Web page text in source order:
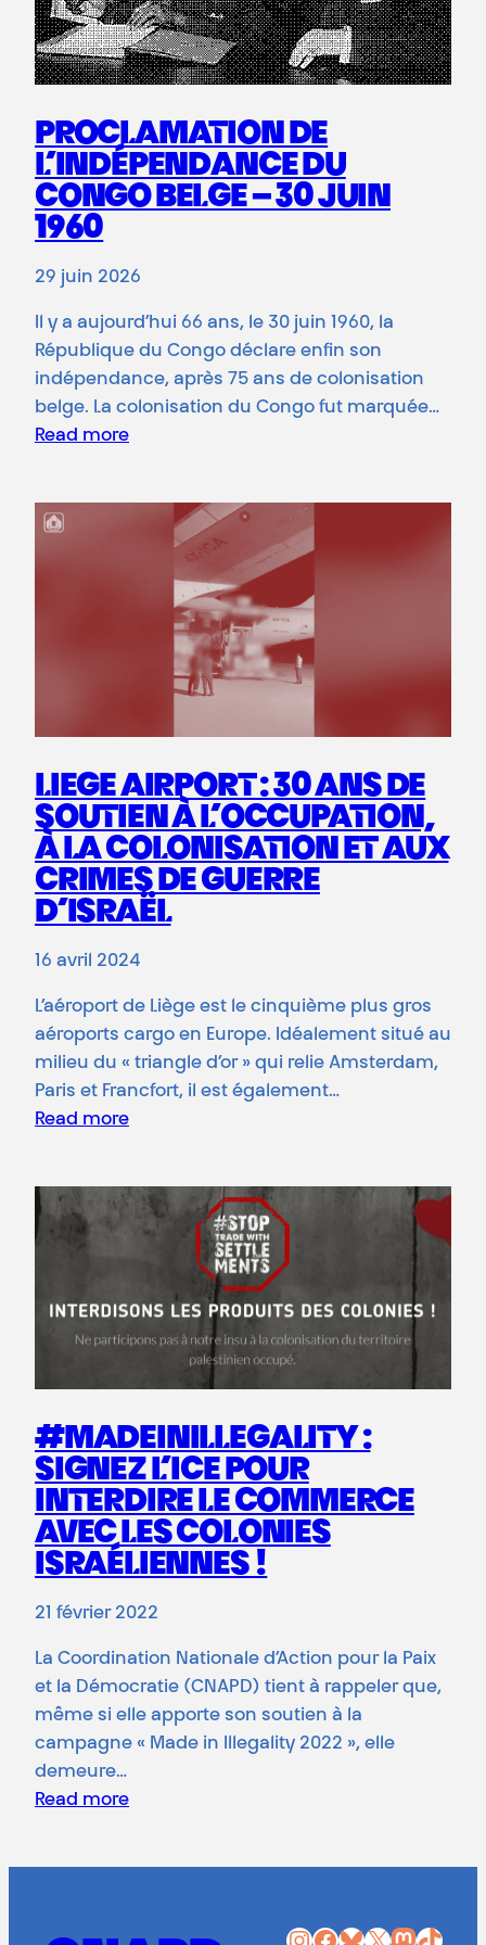
PROCLAMATION DE
L’INDÉPENDANCE DU
CONGO BELGE – 30 JUIN
1960
29 juin 2026
Il y a aujourd’hui 66 ans, le 30 juin 1960, la
République du Congo déclare enfin son
indépendance, après 75 ans de colonisation
belge. La colonisation du Congo fut marquée…
Read more
LIEGE AIRPORT : 30 ANS DE
SOUTIEN À L’OCCUPATION,
À LA COLONISATION ET AUX
CRIMES DE GUERRE
D’ISRAËL
16 avril 2024
L’aéroport de Liège est le cinquième plus gros
aéroports cargo en Europe. Idéalement situé au
milieu du « triangle d’or » qui relie Amsterdam,
Paris et Francfort, il est également…
Read more
#MADEINILLEGALITY :
SIGNEZ L’ICE POUR
INTERDIRE LE COMMERCE
AVEC LES COLONIES
ISRAÉLIENNES !
21 février 2022
La Coordination Nationale d’Action pour la Paix
et la Démocratie (CNAPD) tient à rappeler que,
même si elle apporte son soutien à la
campagne « Made in Illegality 2022 », elle
demeure…
Read more
InstagramFacebook Bluesky X Mastodon TikTok